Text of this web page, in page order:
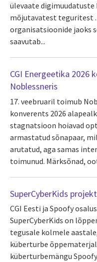
ülevaate digimuudatuste
mõjutavatest teguritest
organisatsioonide
saavutab...
CGI Energeetika 2026
Noblessneris
17. veebruaril toimub
konverents 2026
stagnatsioon hoiavad
armastatud sõnapaar,
arutatud, aga samas
toimunud. Märksõnad,
SuperCyberKids
CGI Eesti ja Spoofy
SuperCyberKids on
tegusale kolmele
küberturbe
küberturbemängu